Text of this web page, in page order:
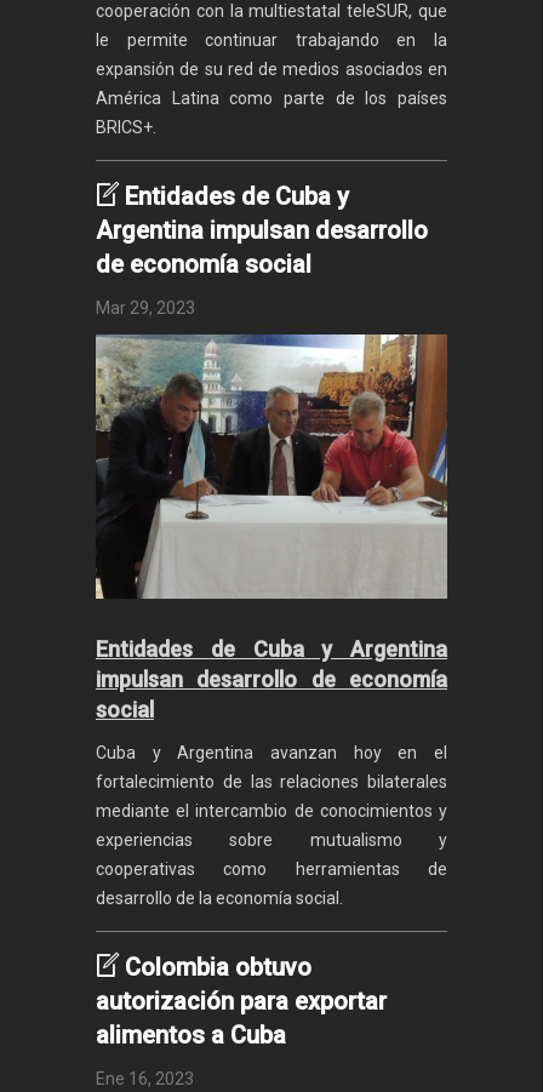
cooperación con la multiestatal teleSUR, que
le permite continuar trabajando en la
expansión de su red de medios asociados en
América Latina como parte de los países
BRICS+.
Entidades de Cuba y
Argentina impulsan desarrollo
de economía social
Mar 29, 2023
Entidades de Cuba y Argentina
impulsan desarrollo de economía
social
Cuba y Argentina avanzan hoy en el
fortalecimiento de las relaciones bilaterales
mediante el intercambio de conocimientos y
experiencias sobre mutualismo y
cooperativas como herramientas de
desarrollo de la economía social.
Colombia obtuvo
autorización para exportar
alimentos a Cuba
Ene 16, 2023